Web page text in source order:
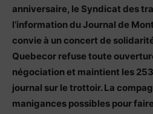
anniversaire, le Syndicat des
l’information du Journal de
convie à un concert de
Quebecor refuse toute
négociation et maintient les
journal sur le trottoir. La
manigances possibles pour